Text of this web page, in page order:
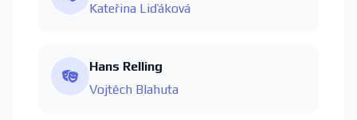
Kateřina Liďáková
Hans Relling
Vojtěch Blahuta